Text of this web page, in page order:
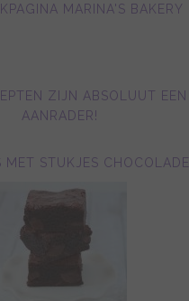
MARINA'S BAKERY
ZIJN ABSOLUUT EEN
AANRADER!
MET STUKJES CHOCOLADE